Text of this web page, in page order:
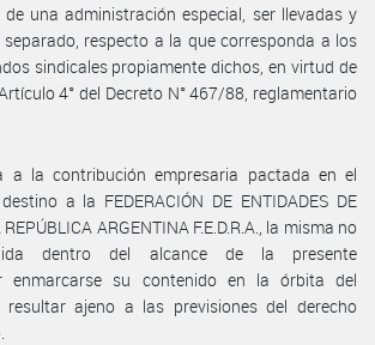
una administración especial, ser llevadas y
respecto a la que corresponda a los
sindicales propiamente dichos, en virtud de
4° del Decreto N° 467/88, reglamentario
a la contribución empresaria pactada en el
a la FEDERACIÓN DE ENTIDADES DE
REPÚBLICA ARGENTINA F.E.D.R.A., la misma no
dentro del alcance de la presente
enmarcarse su contenido en la órbita del
ajeno a las previsiones del derecho